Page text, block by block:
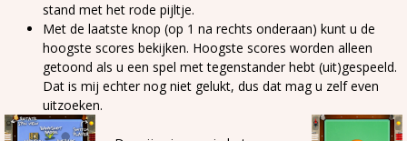
stand met het rode pijltje.
Met de laatste knop (op 1 na rechts onderaan) kunt u de
hoogste scores bekijken. Hoogste scores worden alleen
getoond als u een spel met tegenstander hebt (uit)gespeeld.
Dat is mij echter nog niet gelukt, dus dat mag u zelf even
uitzoeken.